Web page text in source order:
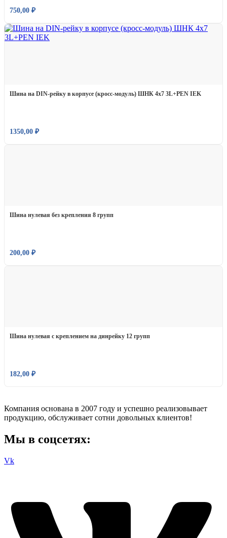
750,00 ₽
Шина на DIN-рейку в корпусе (кросс-модуль) ШНК 4х7 3L+PEN IEK
1350,00 ₽
Шина нулевая без крепления 8 групп
200,00 ₽
Шина нулевая с креплением на динрейку 12 групп
182,00 ₽
Компания основана в 2007 году и успешно реализовывает
продукцию, обслуживает сотни довольных клиентов!
Мы в соцсетях:
Vk